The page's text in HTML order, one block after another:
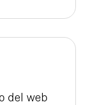
del web